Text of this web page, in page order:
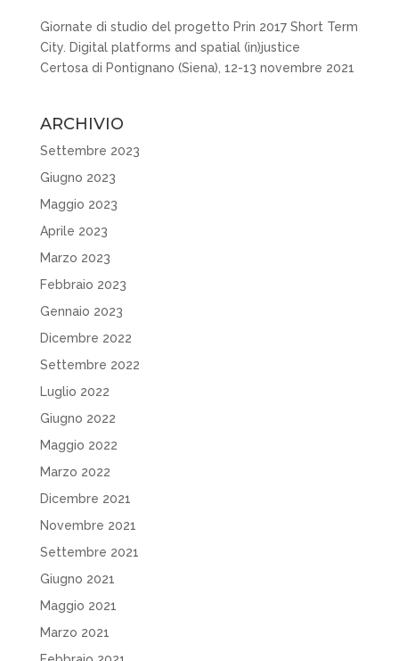
Giornate di studio del progetto Prin 2017 Short Term
City. Digital platforms and spatial (in)justice
Certosa di Pontignano (Siena), 12-13 novembre 2021
ARCHIVIO
Settembre 2023
Giugno 2023
Maggio 2023
Aprile 2023
Marzo 2023
Febbraio 2023
Gennaio 2023
Dicembre 2022
Settembre 2022
Luglio 2022
Giugno 2022
Maggio 2022
Marzo 2022
Dicembre 2021
Novembre 2021
Settembre 2021
Giugno 2021
Maggio 2021
Marzo 2021